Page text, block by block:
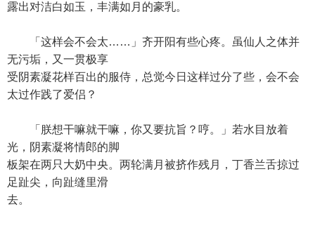
露出对洁白如玉，丰满如月的豪乳。
「这样会不会太……」齐开阳有些心疼。虽仙人之体并
无污垢，又一贯极享
受阴素凝花样百出的服侍，总觉今日这样过分了些，会不会
太过作践了爱侣？
「朕想干嘛就干嘛，你又要抗旨？哼。」若水目放着
光，阴素凝将情郎的脚
板架在两只大奶中央。两轮满月被挤作残月，丁香兰舌掠过
足趾尖，向趾缝里滑
去。